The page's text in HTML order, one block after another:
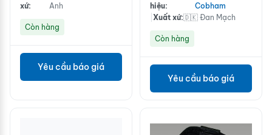
xứ:
Anh
Còn hàng
Yêu cầu báo giá
hiệu:
Cobham
Xuất xứ:🇩🇰 Đan Mạch
Còn hàng
Yêu cầu báo giá